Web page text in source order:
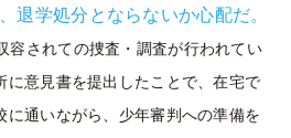
退学処分とならないか心配だ。
容されての捜査・調査が行われてい
に意見書を提出したことで、在宅で
に通いながら、少年審判への準備を